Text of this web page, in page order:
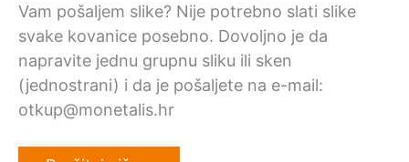
Vam pošaljem slike? Nije potrebno slati slike
svake kovanice posebno. Dovoljno je da
napravite jednu grupnu sliku ili sken
(jednostrani) i da je pošaljete na e-mail:
otkup@monetalis.hr